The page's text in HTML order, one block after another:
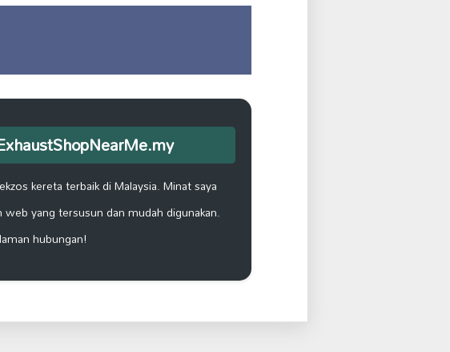
kereta terbaik di Malaysia. Minat saya
yang tersusun dan mudah digunakan.
hubungan!